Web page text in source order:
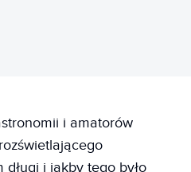
i amatorów
i jakby tego było